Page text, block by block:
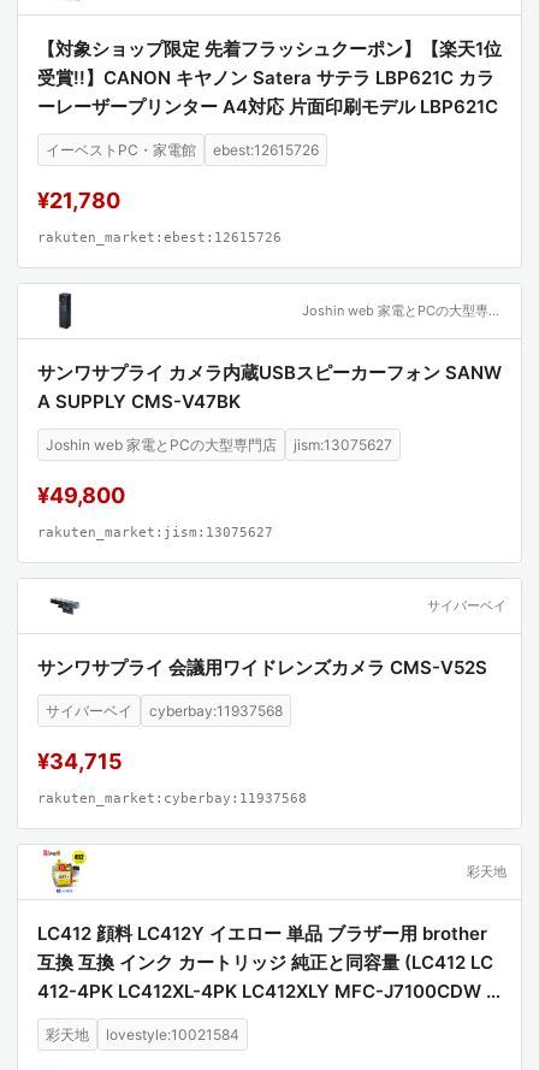
【対象ショップ限定 先着フラッシュクーポン】【楽天1位
受賞!!】CANON キヤノン Satera サテラ LBP621C カラ
ーレーザープリンター A4対応 片面印刷モデル LBP621C
イーベストPC・家電館 ebest:12615726
¥21,780
rakuten_market:ebest:12615726
Joshin web 家電とPCの大型専門店
サンワサプライ カメラ内蔵USBスピーカーフォン SANW
A SUPPLY CMS-V47BK
Joshin web 家電とPCの大型専門店 jism:13075627
¥49,800
rakuten_market:jism:13075627
サイバーベイ
サンワサプライ 会議用ワイドレンズカメラ CMS-V52S
サイバーベイ cyberbay:11937568
¥34,715
rakuten_market:cyberbay:11937568
彩天地
LC412 顔料 LC412Y イエロー 単品 ブラザー用 brother
互換 互換 インク カートリッジ 純正と同容量 (LC412 LC
412-4PK LC412XL-4PK LC412XLY MFC-J7100CDW L
C 412 MFC-J7300CDW MFCJ7100CDW MFCJ7300C
DW)
彩天地 lovestyle:10021584